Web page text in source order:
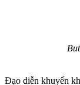
Đạo diễn khuyến